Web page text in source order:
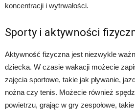
koncentracji i wytrwałości.
Sporty i aktywności
Aktywność fizyczna jest niezwykle
dziecka. W czasie wakacji możecie
zajęcia sportowe, takie jak pływanie,
nożna czy tenis. Możecie również
powietrzu, grając w gry zespołowe,